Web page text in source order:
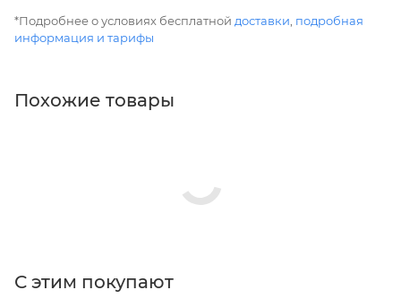
*Подробнее о условиях бесплатной доставки подробная
информация и тарифы
Похожие товары
С этим покупают